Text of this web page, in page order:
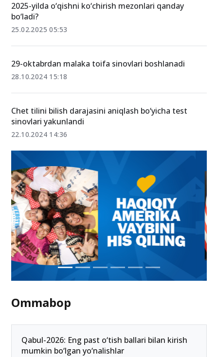
2025-yilda o‘qishni ko‘chirish mezonlari qanday
bo‘ladi?
25.02.2025 05:53
29-oktabrdan malaka toifa sinovlari boshlanadi
28.10.2024 15:18
Chet tilini bilish darajasini aniqlash bo‘yicha test
sinovlari yakunlandi
22.10.2024 14:36
Ommabop
Qabul-2026: Eng past o‘tish ballari bilan kirish
mumkin bo‘lgan yo‘nalishlar